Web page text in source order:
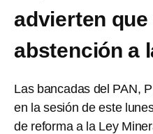
advierten
abstención a
Las bancadas del PAN,
en la sesión de este
de reforma a la Ley